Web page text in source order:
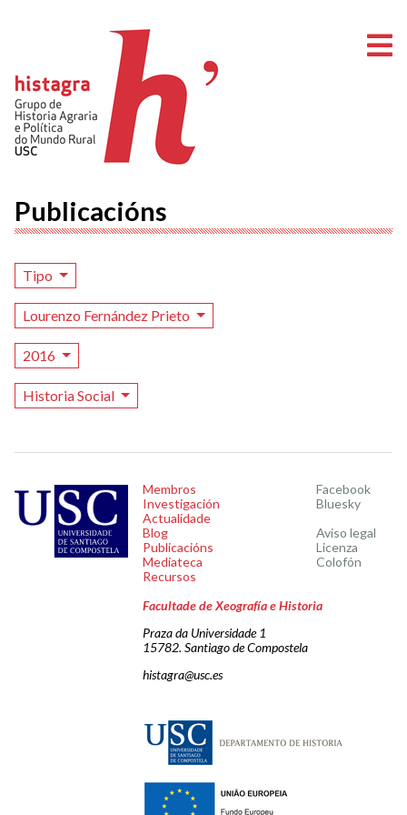
Publicacións
Tipo
Lourenzo Fernández Prieto
2016
Historia Social
Membros
Investigación
Actualidade
Blog
Publicacións
Mediateca
Recursos
Facebook
Bluesky
Aviso legal
Licenza
Colofón
Facultade de Xeografía e Historia
Praza da Universidade 1
15782. Santiago de Compostela
histagra@usc.es